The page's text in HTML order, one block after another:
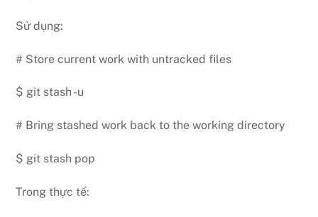
Sử dụng:
# Store current work with untracked files
$ git stash -u
# Bring stashed work back to the working directory
$ git stash pop
Trong thực tế: